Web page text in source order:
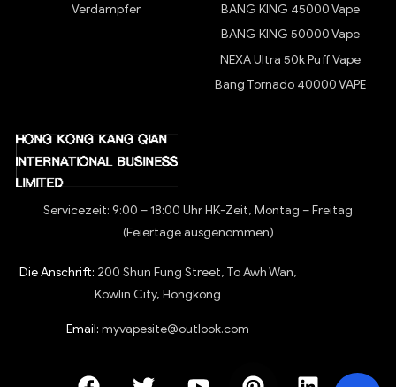
Verdampfer
BANG KING 45000 Vape
BANG KING 50000 Vape
NEXA Ultra 50k Puff Vape
Bang Tornado 40000 VAPE
Servicezeit: 9:00 – 18:00 Uhr HK-Zeit, Montag – Freitag
(Feiertage ausgenommen)
Die Anschrift: 200 Shun Fung Street, To Awh Wan,
Kowlin City, Hongkong
Email: myvapesite@outlook.com